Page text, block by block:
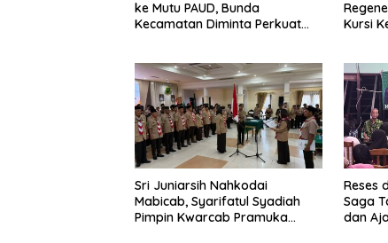
ke Mutu PAUD, Bunda
Kecamatan Diminta Perkuat
Kursi
Sri Juniarsih Nahkodai
Mabicab, Syarifatul Syadiah
Pimpin Kwarcab Pramuka
Reses
Saga
dan